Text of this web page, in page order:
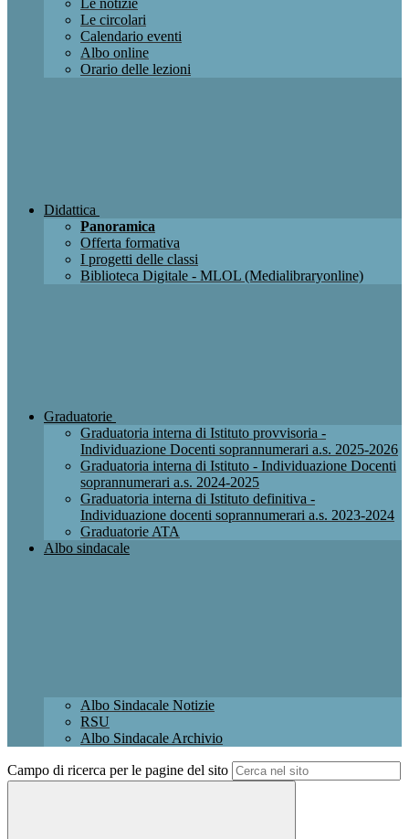
Le notizie
Le circolari
Calendario eventi
Albo online
Orario delle lezioni
Didattica
Panoramica
Offerta formativa
I progetti delle classi
Biblioteca Digitale - MLOL (Medialibraryonline)
Graduatorie
Graduatoria interna di Istituto provvisoria -
Individuazione Docenti soprannumerari a.s. 2025-2026
Graduatoria interna di Istituto - Individuazione Docenti
soprannumerari a.s. 2024-2025
Graduatoria interna di Istituto definitiva -
Individuazione docenti soprannumerari a.s. 2023-2024
Graduatorie ATA
Albo sindacale
Albo Sindacale Notizie
RSU
Albo Sindacale Archivio
Campo di ricerca per le pagine del sito